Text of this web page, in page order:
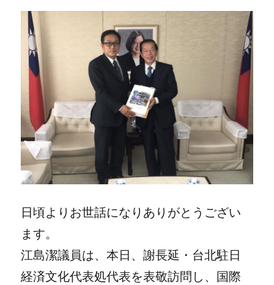
日頃よりお世話になりありがとうござい
ます。
江島潔議員は、本日、謝長延・台北駐日
経済文化代表処代表を表敬訪問し、国際